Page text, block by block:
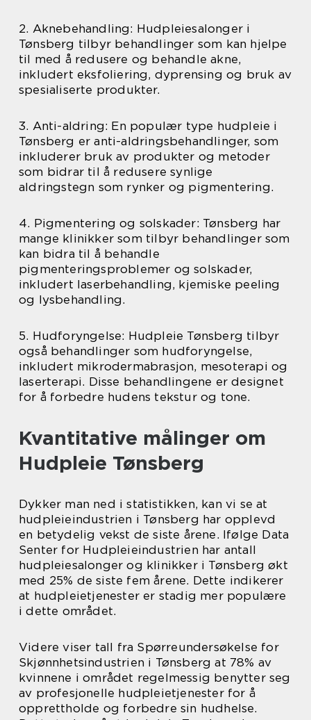
2. Aknebehandling: Hudpleiesalonger i
Tønsberg tilbyr behandlinger som kan hjelpe
til med å redusere og behandle akne,
inkludert eksfoliering, dyprensing og bruk av
spesialiserte produkter.
3. Anti-aldring: En populær type hudpleie i
Tønsberg er anti-aldringsbehandlinger, som
inkluderer bruk av produkter og metoder
som bidrar til å redusere synlige
aldringstegn som rynker og pigmentering.
4. Pigmentering og solskader: Tønsberg har
mange klinikker som tilbyr behandlinger som
kan bidra til å behandle
pigmenteringsproblemer og solskader,
inkludert laserbehandling, kjemiske peeling
og lysbehandling.
5. Hudforyngelse: Hudpleie Tønsberg tilbyr
også behandlinger som hudforyngelse,
inkludert mikrodermabrasjon, mesoterapi og
laserterapi. Disse behandlingene er designet
for å forbedre hudens tekstur og tone.
Kvantitative målinger om
Hudpleie Tønsberg
Dykker man ned i statistikken, kan vi se at
hudpleieindustrien i Tønsberg har opplevd
en betydelig vekst de siste årene. Ifølge Data
Senter for Hudpleieindustrien har antall
hudpleiesalonger og klinikker i Tønsberg økt
med 25% de siste fem årene. Dette indikerer
at hudpleietjenester er stadig mer populære
i dette området.
Videre viser tall fra Spørreundersøkelse for
Skjønnhetsindustrien i Tønsberg at 78% av
kvinnene i området regelmessig benytter seg
av profesjonelle hudpleietjenester for å
opprettholde og forbedre sin hudhelse.